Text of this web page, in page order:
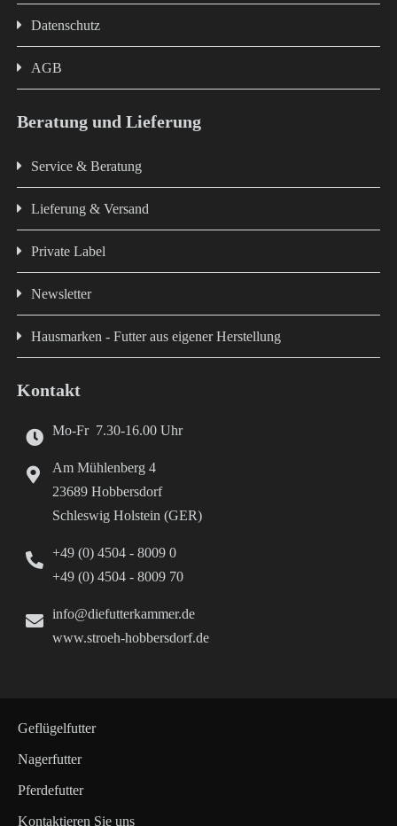
Datenschutz
AGB
Beratung und Lieferung
Service & Beratung
Lieferung & Versand
Private Label
Newsletter
Hausmarken - Futter aus eigener Herstellung
Kontakt
Mo-Fr 7.30-16.00 Uhr
Am Mühlenberg 4
23689 Hobbersdorf
Schleswig Holstein (GER)
+49 (0) 4504 - 8009 0
+49 (0) 4504 - 8009 70
info@diefutterkammer.de
www.stroeh-hobbersdorf.de
Geflügelfutter
Nagerfutter
Pferdefutter
Kontaktieren Sie uns